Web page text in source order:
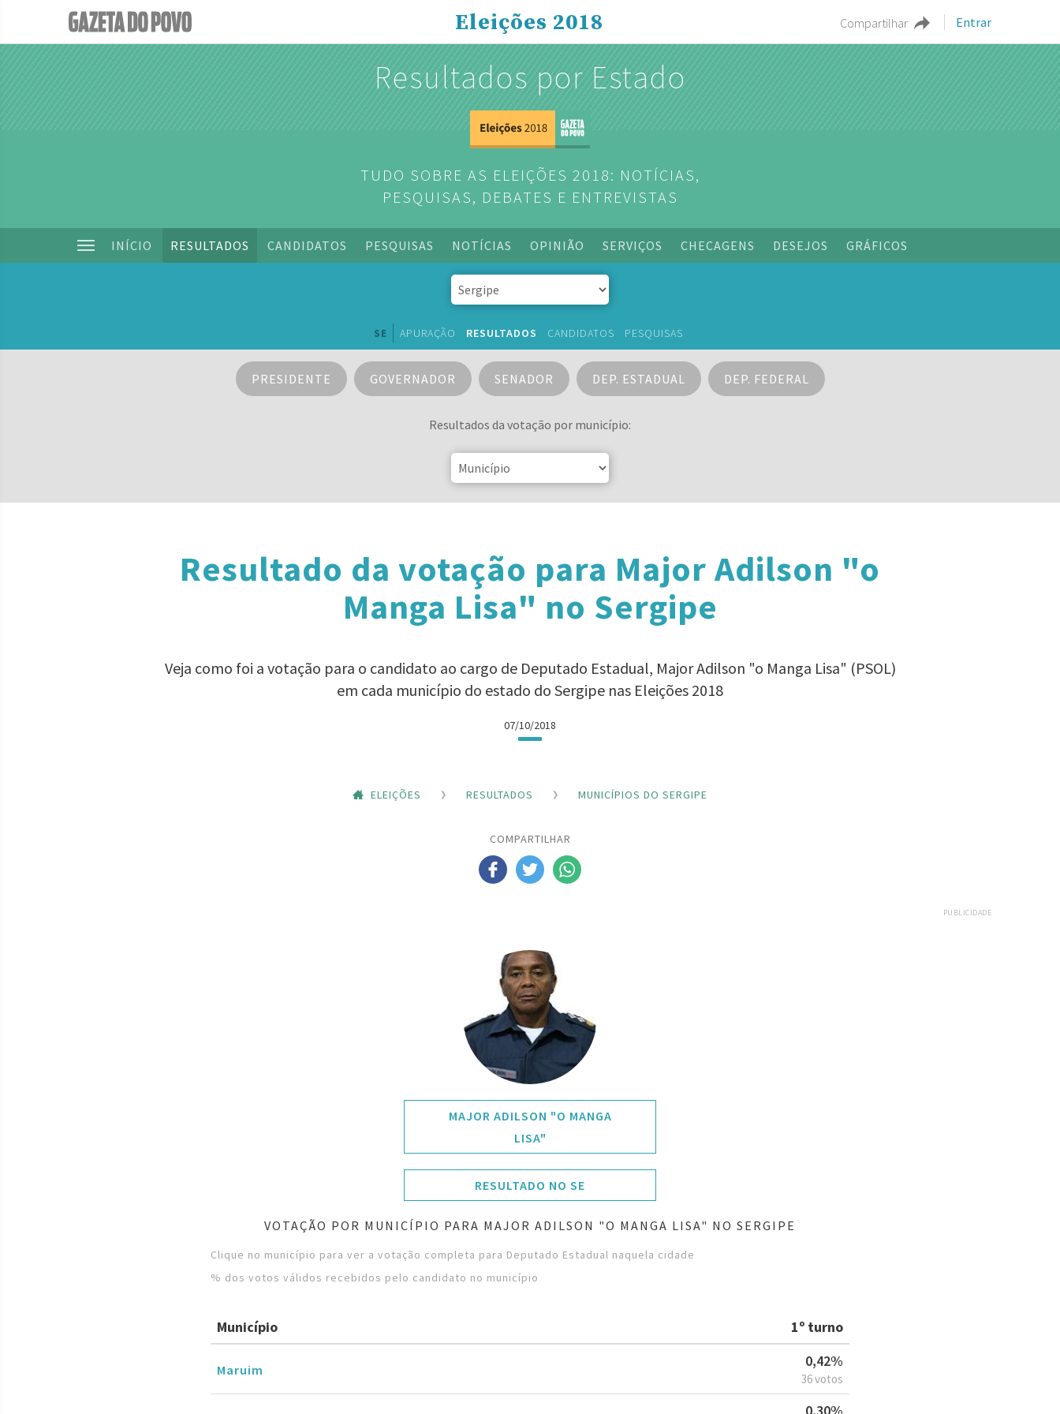
Compartilhar Entrar
Eleições 2018
Resultados por Estado
TUDO SOBRE AS ELEIÇÕES 2018: NOTÍCIAS,
PESQUISAS, DEBATES E ENTREVISTAS
INÍCIO RESULTADOS CANDIDATOS PESQUISAS NOTÍCIAS OPINIÃO SERVIÇOS CHECAGENS DESEJOS GRÁFICOS
SE APURAÇÃO RESULTADOS CANDIDATOS PESQUISAS
PRESIDENTE GOVERNADOR SENADOR DEP. ESTADUAL DEP. FEDERAL
Resultados da votação por município:
Resultado da votação para Major Adilson "o
Manga Lisa" no Sergipe
Veja como foi a votação para o candidato ao cargo de Deputado Estadual, Major Adilson "o Manga Lisa" (PSOL)
em cada município do estado do Sergipe nas Eleições 2018
07/10/2018
ELEIÇÕES RESULTADOS MUNICÍPIOS DO SERGIPE
COMPARTILHAR
PUBLICIDADE
MAJOR ADILSON "O MANGA
LISA"
RESULTADO NO SE
VOTAÇÃO POR MUNICÍPIO PARA MAJOR ADILSON "O MANGA LISA" NO SERGIPE
Clique no município para ver a votação completa para Deputado Estadual naquela cidade
% dos votos válidos recebidos pelo candidato no município
Município 1º turno
Maruim
0,42%
36 votos
0,30%